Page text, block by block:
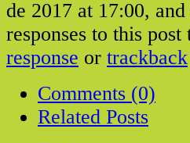
de 2017 at 17:00,
responses to this post
response or trackback
Comments (0)
Related Posts